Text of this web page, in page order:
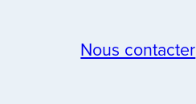
Nous contacter